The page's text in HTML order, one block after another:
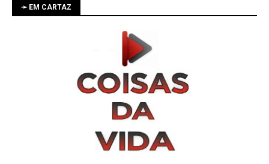
➛ EM CARTAZ